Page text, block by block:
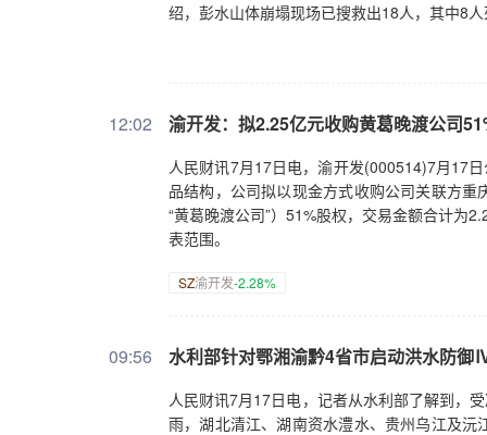
绍，彭水山体崩塌现场已搜救出18人，其中8
12:02 渝开发：拟2.25亿元收购黄葛晚渡公司
人民财讯7月17日电，渝开发(000514)7月17
品结构，公司拟以现金方式收购公司关联方
“黄葛晚渡公司”）51%股权，交易金额合计为
表范围。
SZ渝开发-2.28%
09:56 水利部针对鄂湘渝黔4省市启动洪水防御
人民财讯7月17日电，记者从水利部了解到，
雨，湖北清江、湖南资水澧水、贵州乌江及